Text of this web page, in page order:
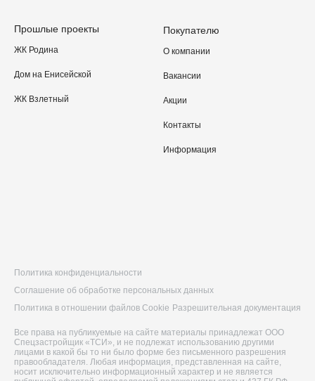
Прошлые проекты
ЖК Родина
Дом на Енисейской
ЖК Взлетный
Покупателю
О компании
Вакансии
Акции
Контакты
Информация
Политика конфиденциальности
Соглашение об обработке персональных данных
Политика в отношении файлов Cookie Разрешительная документация
Все права на публикуемые на сайте материалы принадлежат ООО
Спецзастройщик «ТСИ», и не подлежат использованию другими
лицами в какой бы то ни было форме без письменного разрешения
правообладателя. Любая информация, представленная на сайте,
носит исключительно информационный характер и не является